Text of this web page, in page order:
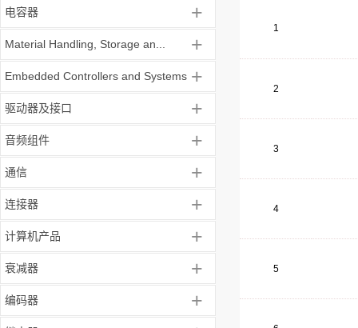
电容器 +
Material Handling, Storage an... +
Embedded Controllers and Systems +
驱动器及接口 +
音频组件 +
通信 +
连接器 +
计算机产品 +
衰减器 +
编码器 +
1
2
3
4
5